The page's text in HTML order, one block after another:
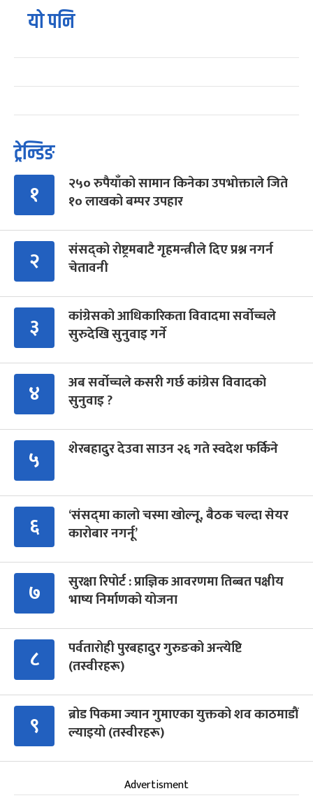
यो पनि
ट्रेन्डिङ
१
२५० रुपैयाँको सामान किनेका उपभोक्ताले जिते
१० लाखको बम्पर उपहार
२
संसद्को रोष्ट्रमबाटै गृहमन्त्रीले दिए प्रश्न नगर्न
चेतावनी
३
कांग्रेसको आधिकारिकता विवादमा सर्वोच्चले
सुरुदेखि सुनुवाइ गर्ने
४
अब सर्वोच्चले कसरी गर्छ कांग्रेस विवादको
सुनुवाइ ?
५ शेरबहादुर देउवा साउन २६ गते स्वदेश फर्किने
६
‘संसद्‍मा कालो चस्मा खोल्नू, बैठक चल्दा सेयर
कारोबार नगर्नू’
७
सुरक्षा रिपोर्ट : प्राज्ञिक आवरणमा तिब्बत पक्षीय
भाष्य निर्माणको योजना
८
पर्वतारोही पुरबहादुर गुरुङको अन्त्येष्टि
(तस्वीरहरू)
९
ब्रोड पिकमा ज्यान गुमाएका युक्तको शव काठमाडौं
ल्याइयो (तस्वीरहरू)
Advertisment